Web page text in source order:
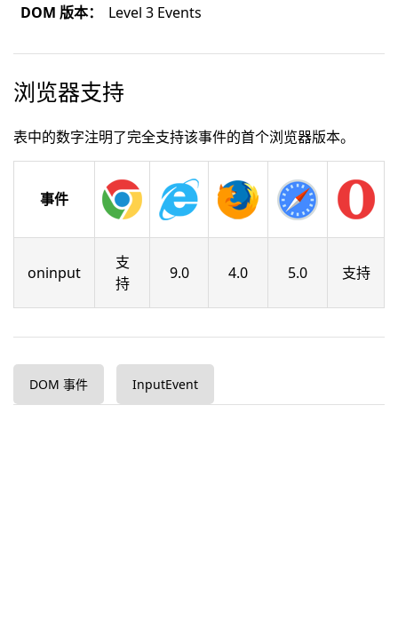
DOM 版本：
Level 3 Events
浏览器支持
表中的数字注明了完全支持该事件的首个浏览器版本。
事件
oninput
支
持
9.0 4.0 5.0 支持
DOM 事件 InputEvent